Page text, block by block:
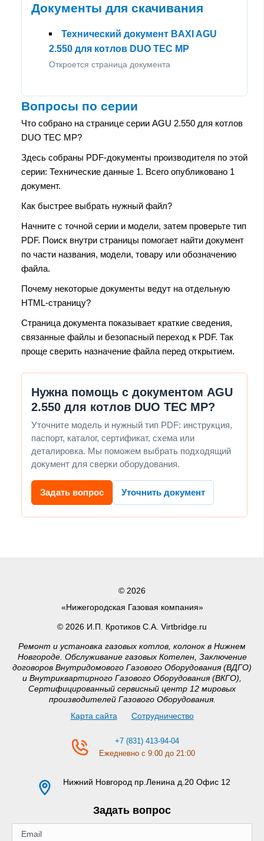
Документы для скачивания
Технический документ BAXI AGU
2.550 для котлов DUO TEC MP
Откроется страница документа
Вопросы по серии
Что собрано на странице серии AGU 2.550 для котлов
DUO TEC MP?
Здесь собраны PDF-документы производителя по этой
серии: Технические данные 1. Всего опубликовано 1
документ.
Как быстрее выбрать нужный файл?
Начните с точной серии и модели, затем проверьте тип
PDF. Поиск внутри страницы помогает найти документ
по части названия, модели, товару или обозначению
файла.
Почему некоторые документы ведут на отдельную
HTML-страницу?
Страница документа показывает краткие сведения,
связанные файлы и безопасный переход к PDF. Так
проще сверить назначение файла перед открытием.
Нужна помощь с документом AGU
2.550 для котлов DUO TEC MP?
Уточните модель и нужный тип PDF: инструкция,
паспорт, каталог, сертификат, схема или
деталировка. Мы поможем выбрать подходящий
документ для сверки оборудования.
Задать вопрос Уточнить документ
© 2026
«Нижегородская Газовая компания»
© 2026 И.П. Кротиков С.А. Virtbridge.ru
Ремонт и установка газовых котлов, колонок в Нижнем
Новгороде. Обслуживание газовых Котелен, Заключение
договоров Внутридомового Газового Оборудования (ВДГО)
и Внутриквартирного Газового Оборудования (ВКГО),
Сертифицированный сервисный центр 12 мировых
производителей Газового Оборудования.
Карта сайта
Сотрудничество
+7 (831) 413-94-04
Ежедневно с 9:00 до 21:00
Нижний Новгород пр.Ленина д.20 Офис 12
Задать вопрос